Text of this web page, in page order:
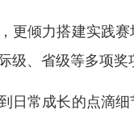
更倾力搭建实践
级、省级等多项
日常成长的点滴